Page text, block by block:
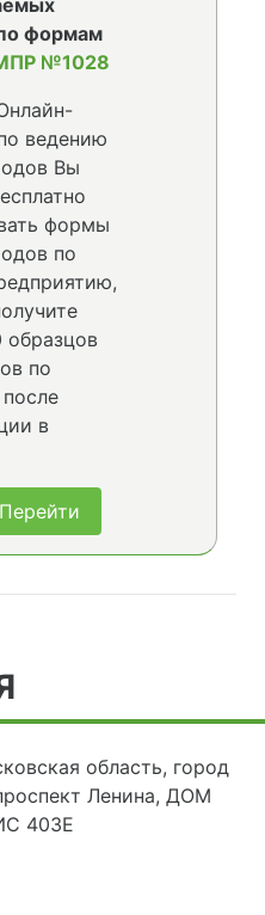
формам
№1028
ведению
Вы
формы
по
образцов
по
в
Перейти
область, город
Ленина, ДОМ
403Е